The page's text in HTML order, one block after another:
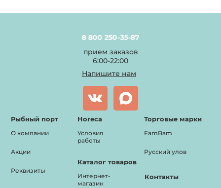
8 800 250-35-87
прием заказов
6:00-22:00
Напишите нам
Рыбный порт
О компании
Акции
Реквизиты
Horeca
Условия
работы
Каталог товаров
Интернет-
магазин
Торговые марки
FamBam
Русский улов
Контакты